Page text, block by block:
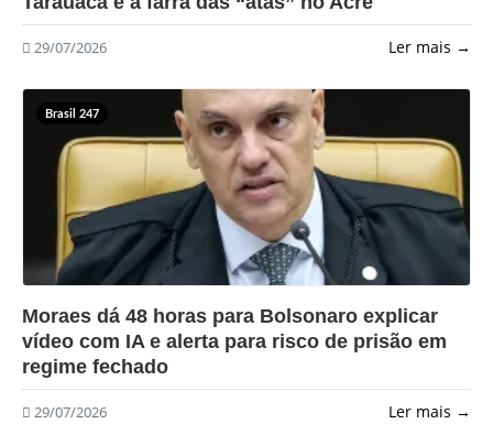
29/07/2026 Ler mais →
Brasil 247
?>
Moraes dá 48 horas para Bolsonaro explicar
vídeo com IA e alerta para risco de prisão em
regime fechado
29/07/2026 Ler mais →